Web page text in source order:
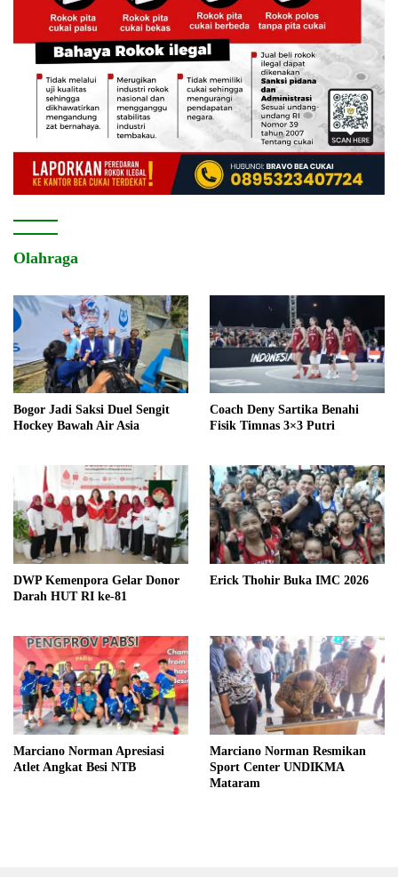
Olahraga
Bogor Jadi Saksi Duel Sengit
Hockey Bawah Air Asia
Coach Deny Sartika Benahi
Fisik Timnas 3×3 Putri
DWP Kemenpora Gelar Donor
Darah HUT RI ke-81
Erick Thohir Buka IMC 2026
Marciano Norman Apresiasi
Atlet Angkat Besi NTB
Marciano Norman Resmikan
Sport Center UNDIKMA
Mataram